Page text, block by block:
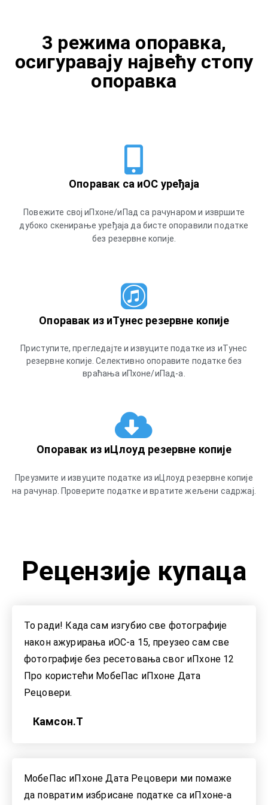
3 режима опоравка,
осигуравају највећу стопу
опоравка
Опоравак са иОС уређаја
Повежите свој иПхоне/иПад са рачунаром и извршите
дубоко скенирање уређаја да бисте опоравили податке
без резервне копије.
Опоравак из иТунес резервне копије
Приступите, прегледајте и извуците податке из иТунес
резервне копије. Селективно опоравите податке без
враћања иПхоне/иПад-а.
Опоравак из иЦлоуд резервне копије
Преузмите и извуците податке из иЦлоуд резервне копије
на рачунар. Проверите податке и вратите жељени садржај.
Рецензије купаца
То ради! Када сам изгубио све фотографије
након ажурирања иОС-а 15, преузео сам све
фотографије без ресетовања свог иПхоне 12
Про користећи МобеПас иПхоне Дата
Рецовери.
Камсон.Т
МобеПас иПхоне Дата Рецовери ми помаже
да повратим избрисане податке са иПхоне-а